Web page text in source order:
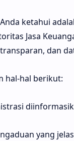
ketahui
Jasa
dan
hal-hal berikut:
yang